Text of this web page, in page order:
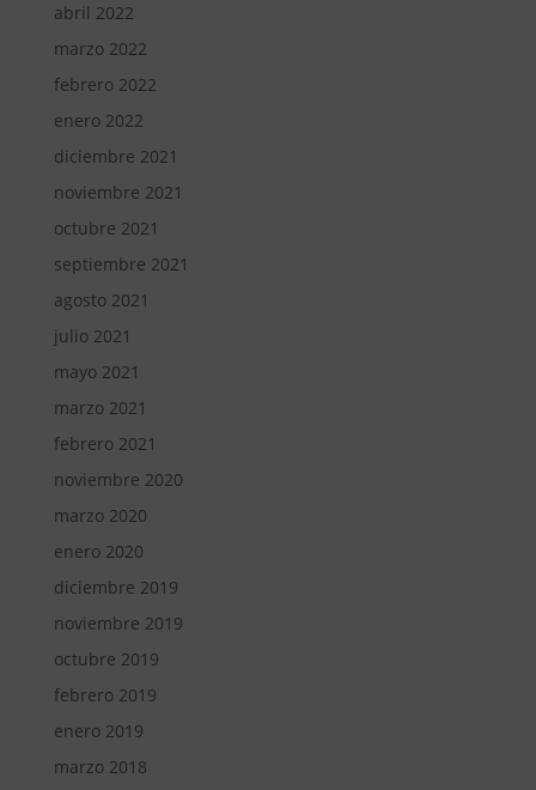
abril 2022
marzo 2022
febrero 2022
enero 2022
diciembre 2021
noviembre 2021
octubre 2021
septiembre 2021
agosto 2021
julio 2021
mayo 2021
marzo 2021
febrero 2021
noviembre 2020
marzo 2020
enero 2020
diciembre 2019
noviembre 2019
octubre 2019
febrero 2019
enero 2019
marzo 2018